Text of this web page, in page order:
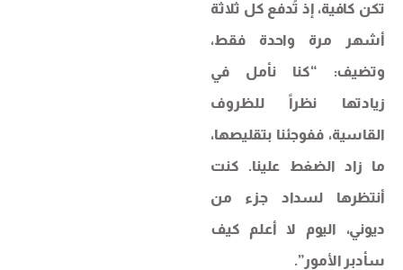
تكن كافية، إذ تُدفع كل ثلاثة
أشهر مرة واحدة فقط،
وتضيف: “كنا نأمل في
زيادتها نظراً للظروف
القاسية، ففوجئنا بتقليصها،
ما زاد الضغط علينا. كنت
أنتظرها لسداد جزء من
ديوني، اليوم لا أعلم كيف
سأدبر الأمور”.